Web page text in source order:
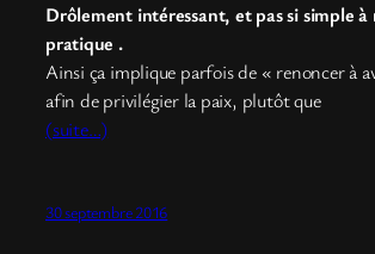
Drôlement intéressant, et pas si simple
pratique .
Ainsi ça implique parfois de « renoncer à
afin de privilégier la paix, plutôt que
(suite…)
30 septembre 2016